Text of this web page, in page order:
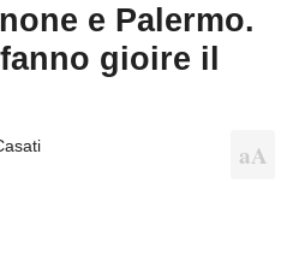
e Palermo.
gioire il